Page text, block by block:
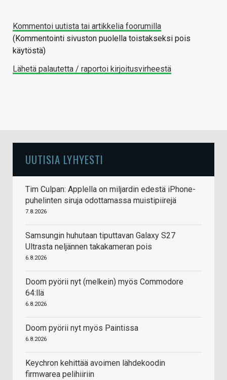
Kommentoi uutista tai artikkelia foorumilla
(Kommentointi sivuston puolella toistakseksi pois
käytöstä)
Lähetä palautetta / raportoi kirjoitusvirheestä
UUTISIA LYHYESTI
Tim Culpan: Applella on miljardin edestä iPhone-
puhelinten siruja odottamassa muistipiirejä
7.8.2026
Samsungin huhutaan tiputtavan Galaxy S27
Ultrasta neljännen takakameran pois
6.8.2026
Doom pyörii nyt (melkein) myös Commodore
64:llä
6.8.2026
Doom pyörii nyt myös Paintissa
6.8.2026
Keychron kehittää avoimen lähdekoodin
firmwarea pelihiiriin